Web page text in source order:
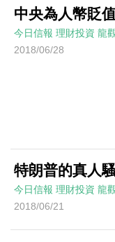
中央為人幣貶
今日信報 理財投資 龍
2018/06/28
特朗普的真人
今日信報 理財投資 龍
2018/06/21